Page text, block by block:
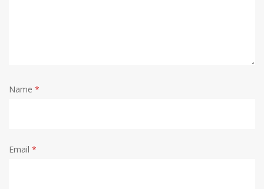
Name *
Email *